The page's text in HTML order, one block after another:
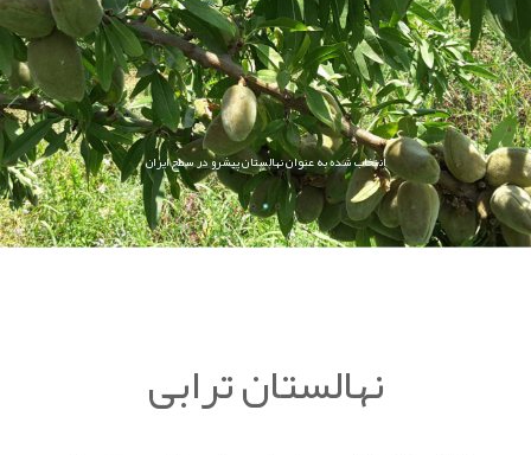
فروش انواع نهال مثمر و غیر مثمر
نهالستان ترابی